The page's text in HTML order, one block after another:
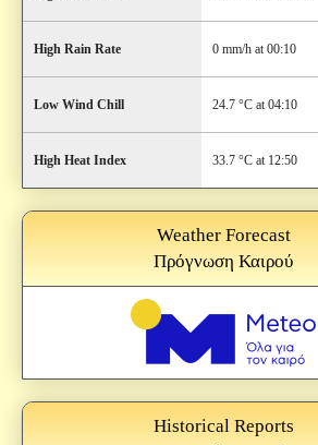
High Rain Rate 0 mm/h at 00:10
Low Wind Chill 24.7 °C at 04:10
High Heat Index 33.7 °C at 12:50
Weather Forecast
Πρόγνωση Καιρού
Historical Reports